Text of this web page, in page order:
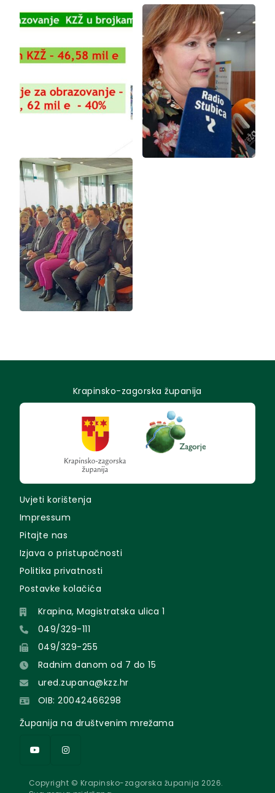
Krapinsko-zagorska županija
Uvjeti korištenja
Impressum
Pitajte nas
Izjava o pristupačnosti
Politika privatnosti
Postavke kolačića
Krapina, Magistratska ulica 1
049/329-111
049/329-255
Radnim danom od 7 do 15
ured.zupana@kzz.hr
OIB: 20042466298
Županija na društvenim mrežama
Copyright © Krapinsko-zagorska županija 2026.